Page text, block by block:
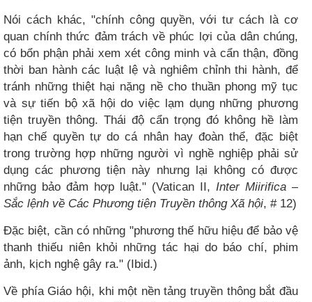
Nói cách khác, "chính công quyền, với tư cách là cơ
quan chính thức đảm trách về phúc lợi của dân chúng,
có bổn phận phải xem xét công minh và cẩn thận, đồng
thời ban hành các luật lệ và nghiêm chỉnh thi hành, để
tránh những thiệt hại nặng nề cho thuần phong mỹ tục
và sự tiến bộ xã hội do việc lạm dụng những phương
tiện truyền thông. Thái độ cẩn trọng đó không hề làm
hạn chế quyền tự do cá nhân hay đoàn thể, đặc biệt
trong trường hợp những người vì nghề nghiệp phải sử
dụng các phương tiện này nhưng lại không có được
những bảo đảm hợp luật." (Vatican II, Inter Miirifica –
Sắc lệnh về Các Phương tiện Truyền thông Xã hội, # 12)
Đặc biệt, cần có những "phương thế hữu hiệu để bảo vệ
thanh thiếu niên khỏi những tác hại do báo chí, phim
ảnh, kịch nghệ gây ra." (Ibid.)
Về phía Giáo hội, khi một nền tảng truyền thông bắt đầu